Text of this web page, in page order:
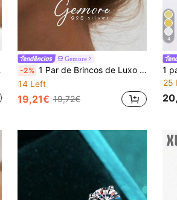
ótimo presente.
Gemore
-2% 1 Par de Brincos de Luxo em Prata de Lei 925 com Moissanita, Joia de Alta Qualidade para Presentear Mulheres
14 Left
19,21€ 19,72€
4
25